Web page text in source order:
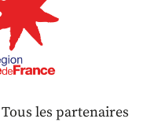
Tous les partenaires